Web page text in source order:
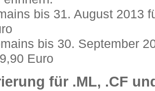
bis 31. August 2013
bis 30. September
Euro
für .ML, .CF